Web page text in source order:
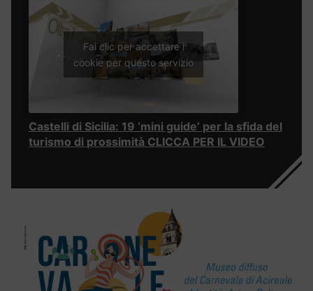
Fai clic per accettare i
cookie per questo servizio
Castelli di Sicilia: 19 ‘mini guide’ per la sfida del
turismo di prossimità CLICCA PER IL VIDEO